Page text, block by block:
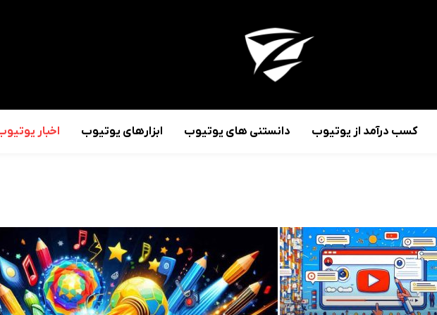
کسب درآمد از یوتیوب دانستنی های یوتیوب ابزارهای یوتیوب اخبار